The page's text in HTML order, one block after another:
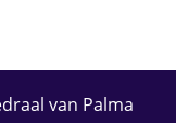
van Palma